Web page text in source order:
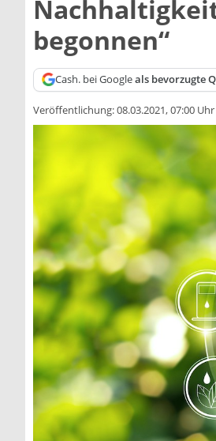
begonnen“
Cash. bei Googleals bevorzugte
Veröffentlichung:08.03.2021, 07:00 Uhr